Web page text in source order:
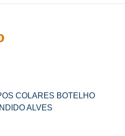
COLARES BOTELHO
ALVES